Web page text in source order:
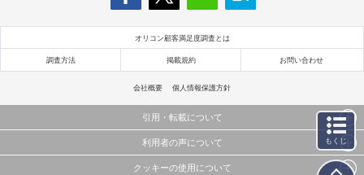
オリコン顧客満足度調査とは
調査方法 掲載規約 お問い合わせ
会社概要 個人情報保護方針
引用・転載について
当サイトで公開されている情報（文字、写真、イラスト、画像データ等）及びこれらの配置・
利用者の声について
当サイトに掲載している内容はすべてサービスの利用者が提出された見解・感想です。
クッキーの使用について
もくじ